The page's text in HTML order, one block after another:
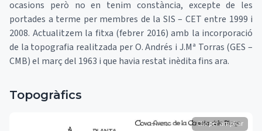
ocasions però no en tenim constància, excepte de les
portades a terme per membres de la SIS – CET entre 1999 i
2008. Actualitzem la fitxa (febrer 2016) amb la incorporació
de la topografia realitzada per O. Andrés i J.Mª Torras (GES –
CMB) el març del 1963 i que havia restat inèdita fins ara.
Topogràfics
Clic per ampliar